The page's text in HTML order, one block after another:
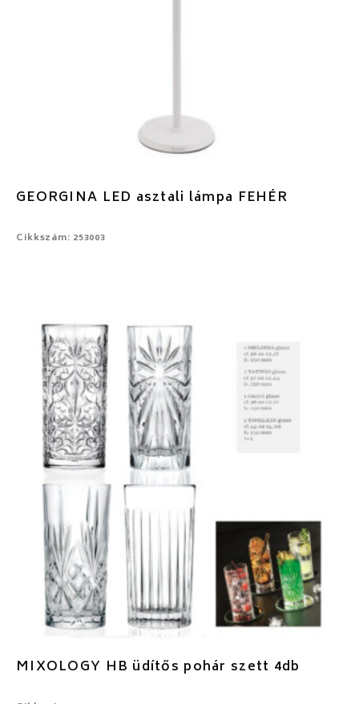
GEORGINA LED asztali lámpa FEHÉR
Cikkszám: 253003
MIXOLOGY HB üdítős pohár szett 4db